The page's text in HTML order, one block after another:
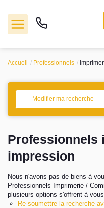
Vente
Location
Biens vendus
Estimation
Accueil Professionnels
Modifier ma recherche
Professionnels
impression
Nous n'avons pas de biens à
Professionnels Imprimerie /
plusieurs options s'offrent à
Re-soumettre la recherche